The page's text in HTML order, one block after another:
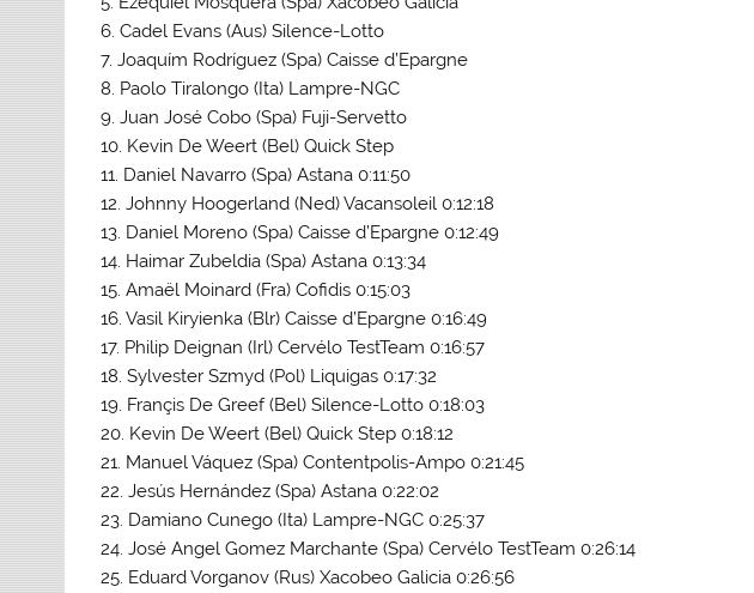
6. Cadel Evans (Aus) Silence-Lotto
7. Joaquím Rodríguez (Spa) Caisse d’Epargne
8. Paolo Tiralongo (Ita) Lampre-NGC
9. Juan José Cobo (Spa) Fuji-Servetto
10. Kevin De Weert (Bel) Quick Step
11. Daniel Navarro (Spa) Astana 0:11:50
12. Johnny Hoogerland (Ned) Vacansoleil 0:12:18
13. Daniel Moreno (Spa) Caisse d’Epargne 0:12:49
14. Haimar Zubeldia (Spa) Astana 0:13:34
15. Amaël Moinard (Fra) Cofidis 0:15:03
16. Vasil Kiryienka (Blr) Caisse d’Epargne 0:16:49
17. Philip Deignan (Irl) Cervélo TestTeam 0:16:57
18. Sylvester Szmyd (Pol) Liquigas 0:17:32
19. Françis De Greef (Bel) Silence-Lotto 0:18:03
20. Kevin De Weert (Bel) Quick Step 0:18:12
21. Manuel Váquez (Spa) Contentpolis-Ampo 0:21:45
22. Jesús Hernández (Spa) Astana 0:22:02
23. Damiano Cunego (Ita) Lampre-NGC 0:25:37
24. José Angel Gomez Marchante (Spa) Cervélo TestTeam 0:26:14
25. Eduard Vorganov (Rus) Xacobeo Galicia 0:26:56